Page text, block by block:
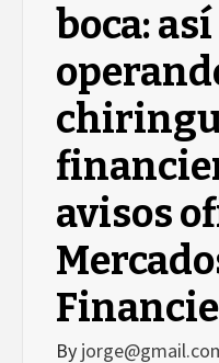
boca:
avisos
By